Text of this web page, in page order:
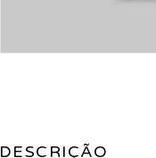
DESCRIÇÃO